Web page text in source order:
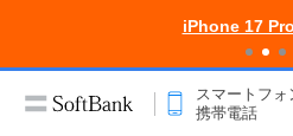
iPhone 17
スマートフォ
携帯電話